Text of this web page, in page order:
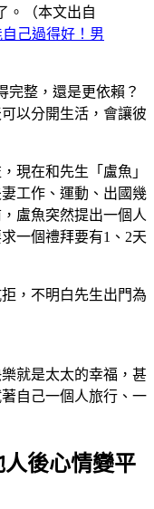
。（本文出自
己過得好！男
完整，還是更依賴？
以分開生活，會讓彼
現在和先生「盧魚」
工作、運動、出國幾
盧魚突然提出一個人
一個禮拜要有1、2天
，不明白先生出門為
就是太太的幸福，甚
自己一個人旅行、一
後心情變平